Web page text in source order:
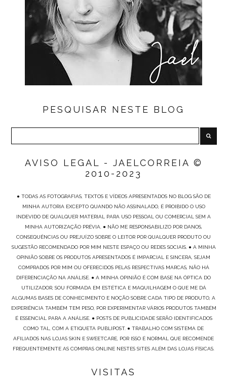
PESQUISAR NESTE BLOG
AVISO LEGAL - JAELCORREIA ©
2010-2023
● TODAS AS FOTOGRAFIAS, TEXTOS E VÍDEOS APRESENTADOS NO BLOG SÃO DE
MINHA AUTORIA EXCEPTO QUANDO NÃO ASSINALADO, É PROIBIDO O USO
INDEVIDO DE QUALQUER MATERIAL PARA USO PESSOAL OU COMERCIAL SEM A
MINHA AUTORIZAÇÃO PRÉVIA. ● NÃO ME RESPONSABILIZO POR DANOS,
CONSEQUÊNCIAS OU PREJUÍZO SOBRE O LEITOR POR QUALQUER PRODUTO OU
SUGESTÃO RECOMENDADO POR MIM NESTE ESPAÇO OU REDES SOCIAIS. ● A MINHA
OPINIÃO SOBRE OS PRODUTOS APRESENTADOS É IMPARCIAL E SINCERA, SEJAM
COMPRADOS POR MIM OU OFERECIDOS PELAS RESPECTIVAS MARCAS, NÃO HÁ
DIFERENCIAÇÃO NA ANÁLISE. ● A MINHA OPINIÃO É COM BASE NA ÓPTICA DO
UTILIZADOR, SOU FORMADA EM ESTÉTICA E MAQUILHAGEM O QUE ME DÁ
ALGUMAS BASES DE CONHECIMENTO E NOÇÃO SOBRE CADA TIPO DE PRODUTO, A
EXPERIÊNCIA TAMBÉM TEM PESO, POR EXPERIMENTAR VÁRIOS PRODUTOS TAMBÉM
É ESSENCIAL PARA A ANÁLISE. ● POSTS DE PUBLICIDADE SERÃO IDENTIFICADOS
COMO TAL, COM A ETIQUETA PUBLIPOST. ● TRABALHO COM SISTEMA DE
AFILIADOS NAS LOJAS SKIN E SWEETCARE, POR ISSO É NORMAL QUE RECOMENDE
FREQUENTEMENTE AS COMPRAS ONLINE NESTES SITES ALÉM DAS LOJAS FÍSICAS.
VISITAS